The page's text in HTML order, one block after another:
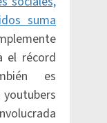
suma
el récord
es
youtubers